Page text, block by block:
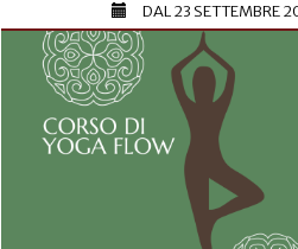
DAL23 SETTEMBRE